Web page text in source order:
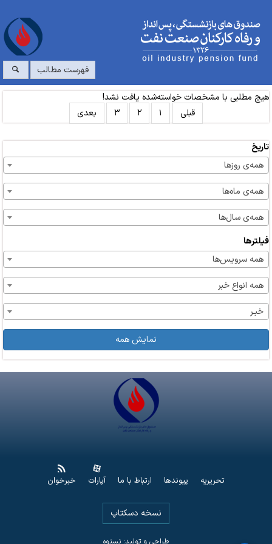
فهرست مطالب
هیچ مطلبی با مشخصات خواسته‌شده یافت نشد!
قبلی
۱ ۲ ۳ بعدی
تاریخ
همه‌ی روزها
همه‌ی ماه‌ها
همه‌ی سال‌ها
فیلترها
همه سرویس‌ها
همه انواع خبر
خبـر
نمایش همه
تحریریه پیوندها ارتباط با ما آپارات خبرخوان
نسخه دسکتاپ
طراحی و تولید: نستوه